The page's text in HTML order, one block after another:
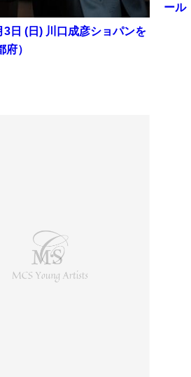
3日 (日) 川口成彦ショパンを
）
ール